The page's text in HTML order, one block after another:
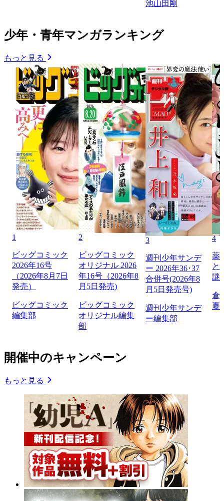
池山田剛
少年・青年マンガランキング
もっと見る
1
ビッグコミック
2026年16号
（2026年8月7日
発売）
ビッグコミック
編集部
2
ビッグコミック
オリジナル 2026
年16号（2026年8
月5日発売)
ビッグコミック
オリジナル編集
部
3
週刊少年サンデ
ー 2026年36･37
合併号(2026年8
月5日発売号)
週刊少年サンデ
ー編集部
4
薬
と
謎
倉
夏
開催中のキャンペーン
もっと見る